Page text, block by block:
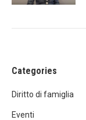
Categories
Diritto di famiglia
Eventi